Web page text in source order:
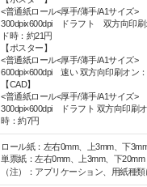
<普通紙ロール<厚手/薄手/A1サイズ>
300dpix600dpi ドラフト 双方向印刷
ド時：約21円
【ポスター】
<普通紙ロール<厚手/薄手/A1サイズ>
600dpi×600dpi 速い 双方向印刷オン
【CAD】
<普通紙ロール<厚手/薄手/A1サイズ>
300dpi×600dpi ドラフト 双方向印刷
時：約7円
ロール紙：左右0mm、上3mm、下
単票紙：左右0mm、上3mm、下20mm
（注）：アプリケーション、用紙種類